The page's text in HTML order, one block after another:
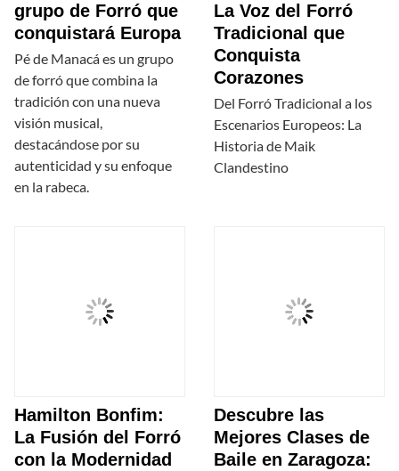
grupo de Forró que
conquistará Europa
Pé de Manacá es un grupo
de forró que combina la
tradición con una nueva
visión musical,
destacándose por su
autenticidad y su enfoque
en la rabeca.
La Voz del Forró
Tradicional que
Conquista
Corazones
Del Forró Tradicional a los
Escenarios Europeos: La
Historia de Maik
Clandestino
Hamilton Bonfim:
La Fusión del Forró
con la Modernidad
Descubre las
Mejores Clases de
Baile en Zaragoza: